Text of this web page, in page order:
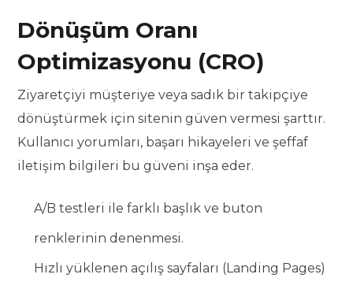
Dönüşüm Oranı
Optimizasyonu (CRO)
Ziyaretçiyi müşteriye veya sadık bir takipçiye
dönüştürmek için sitenin güven vermesi şarttır.
Kullanıcı yorumları, başarı hikayeleri ve şeffaf
iletişim bilgileri bu güveni inşa eder.
A/B testleri ile farklı başlık ve buton
renklerinin denenmesi.
Hızlı yüklenen açılış sayfaları (Landing Pages)